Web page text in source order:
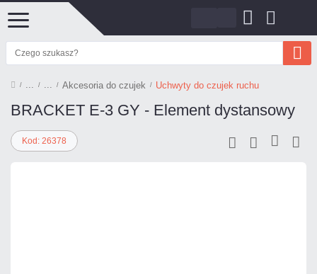
Akcesoria do czujek Uchwyty do czujek ruchu
BRACKET E-3 GY - Element dystansowy
Kod: 26378